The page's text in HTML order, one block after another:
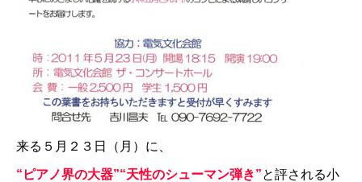
来る５月２３日（月）に、
“ピアノ界の大器”“天性のシューマン弾き”と評される小